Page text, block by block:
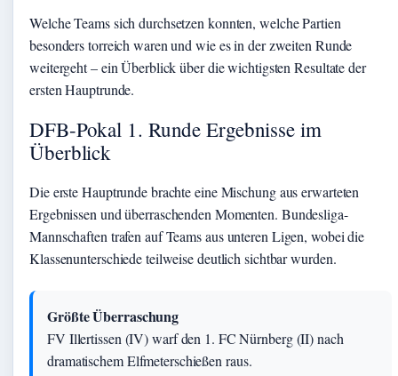
Welche Teams sich durchsetzen konnten, welche Partien
besonders torreich waren und wie es in der zweiten Runde
weitergeht – ein Überblick über die wichtigsten Resultate der
ersten Hauptrunde.
DFB-Pokal 1. Runde Ergebnisse im
Überblick
Die erste Hauptrunde brachte eine Mischung aus erwarteten
Ergebnissen und überraschenden Momenten. Bundesliga-
Mannschaften trafen auf Teams aus unteren Ligen, wobei die
Klassenunterschiede teilweise deutlich sichtbar wurden.
Größte Überraschung
FV Illertissen (IV) warf den 1. FC Nürnberg (II) nach
dramatischem Elfmeterschießen raus.